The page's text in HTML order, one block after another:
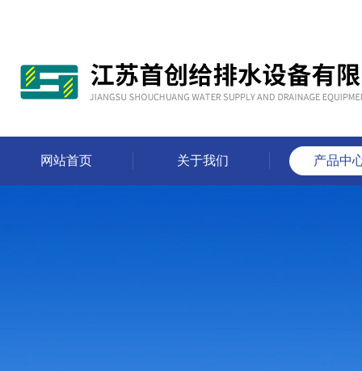
网站首页 关于我们 产品中